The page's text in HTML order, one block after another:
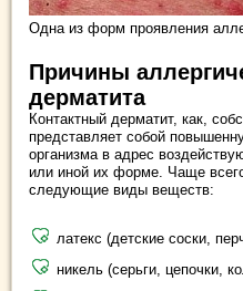
Одна из форм проявления
Причины
дерматита
Контактный дерматит, как,
представляет собой
организма в адрес
или иной их форме. Чаще
следующие виды веществ:
латекс (детские соски,
никель (серьги, цепочки,